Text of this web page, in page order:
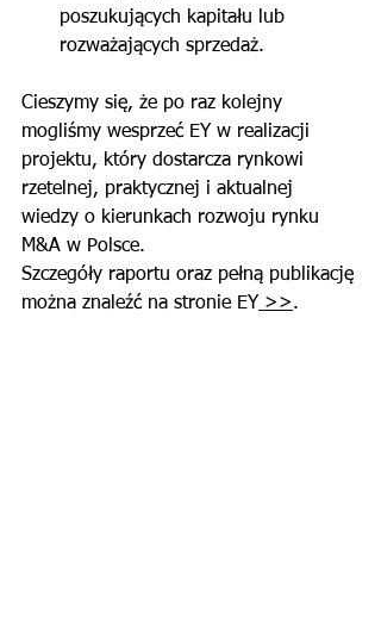
poszukujących kapitału lub
rozważających sprzedaż.
Cieszymy się, że po raz kolejny
mogliśmy wesprzeć EY w realizacji
projektu, który dostarcza rynkowi
rzetelnej, praktycznej i aktualnej
wiedzy o kierunkach rozwoju rynku
M&A w Polsce.
Szczegóły raportu oraz pełną publikację
można znaleźć na stronie EY >>.